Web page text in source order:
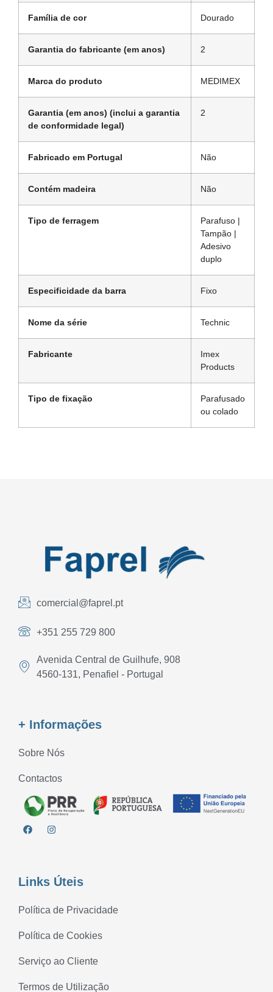
Família de cor Dourado
Garantia do fabricante (em anos) 2
Marca do produto MEDIMEX
Garantia (em anos) (inclui a garantia
de conformidade legal)
2
Fabricado em Portugal Não
Contém madeira Não
Tipo de ferragem
Parafuso |
Tampão |
Adesivo
duplo
Especificidade da barra Fixo
Nome da série Technic
Fabricante
Imex
Products
Tipo de fixação
Parafusado
ou colado
comercial@faprel.pt
+351 255 729 800
Avenida Central de Guilhufe, 908
4560-131, Penafiel - Portugal
+ Informações
Sobre Nós
Contactos
Links Úteis
Política de Privacidade
Política de Cookies
Serviço ao Cliente
Termos de Utilização